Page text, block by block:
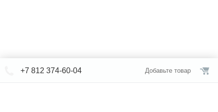
+7 812 374-60-04 Добавьте товар